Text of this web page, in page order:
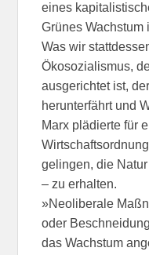
eines
Grünes Wachstum
Was wir
Ökosozialismus,
ausgerichtet ist,
herunterfährt und
Marx plädierte für
gelingen, die
– zu erhalten.
»Neoliberale
oder
das Wachstum